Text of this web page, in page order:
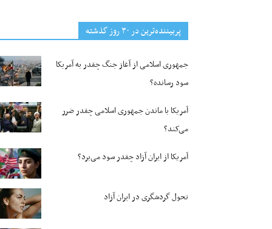
پربیننده‌ترین‌ در ۳۰ روز گذشته
جمهوری اسلامی از آغاز جنگ چقدر به آمریکا
سود رسانده؟
آمریکا با ماندن جمهوری اسلامی چقدر ضرر
می‌کند؟
آمریکا از ایران آزاد چقدر سود می‌برد؟
تحول گردشگری در ایران آزاد